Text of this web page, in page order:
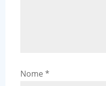
Nome*